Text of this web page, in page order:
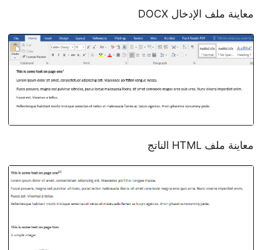
معاينة ملف الإدخال DOCX
معاينة ملف HTML الناتج